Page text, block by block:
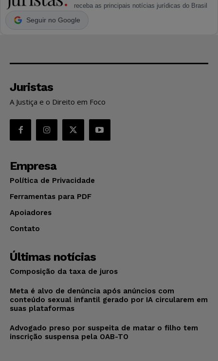
receba as principais notícias jurídicas do Brasil
Seguir no Google
Juristas
A Justiça e o Direito em Foco
Empresa
Política de Privacidade
Ferramentas para PDF
Apoiadores
Contato
Últimas notícias
Composição da taxa de juros
Meta é alvo de denúncia após anúncios com
conteúdo sexual infantil gerado por IA circularem em
suas plataformas
Advogado preso por suspeita de matar o filho tem
inscrição suspensa pela OAB-TO